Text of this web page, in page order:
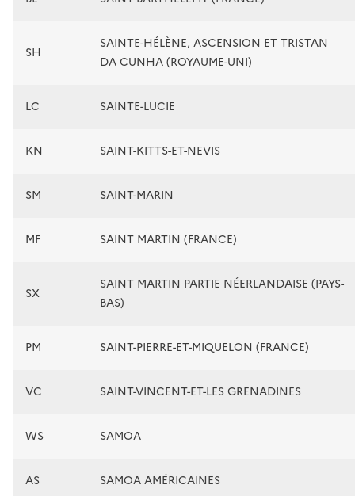
SH
SAINTE-HÉLÈNE, ASCENSION ET TRISTAN
DA CUNHA (ROYAUME-UNI)
LC SAINTE-LUCIE
KN SAINT-KITTS-ET-NEVIS
SM SAINT-MARIN
MF SAINT MARTIN (FRANCE)
SX
SAINT MARTIN PARTIE NÉERLANDAISE (PAYS-
BAS)
PM SAINT-PIERRE-ET-MIQUELON (FRANCE)
VC SAINT-VINCENT-ET-LES GRENADINES
WS SAMOA
AS SAMOA AMÉRICAINES